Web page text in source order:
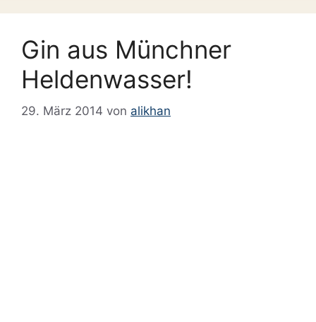
Gin aus Münchner
Heldenwasser!
29. März 2014 von alikhan